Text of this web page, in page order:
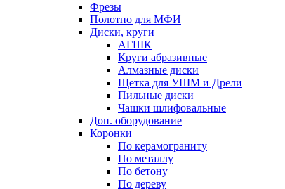
Фрезы
Полотно для МФИ
Диски, круги
АГШК
Круги абразивные
Алмазные диски
Щетка для УШМ и Дрели
Пильные диски
Чашки шлифовальные
Доп. оборудование
Коронки
По керамограниту
По металлу
По бетону
По дереву